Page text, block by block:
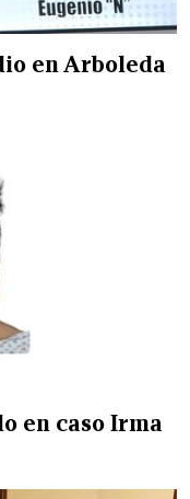
en Arboleda
en caso Irma